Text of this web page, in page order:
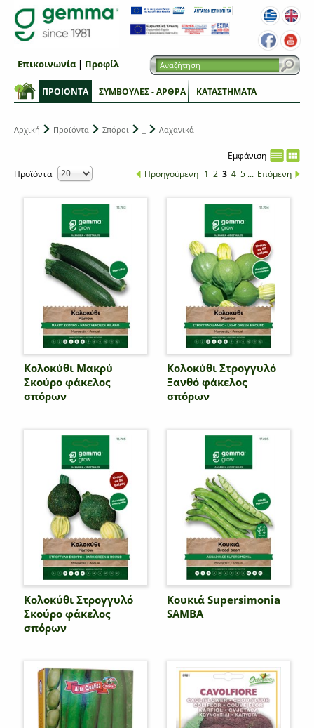
ΠΡΟΙΟΝΤΑ ΣΥΜΒΟΥΛΕΣ - ΑΡΘΡΑ ΚΑΤΑΣΤΗΜΑΤΑ
Επικοινωνία| Προφίλ
Αρχική Προϊόντα Σπόροι Λαχανικά
Εμφάνιση
Προϊόντα
Προηγούμενη 1 2 3 4 5 ... Επόμενη
Κολοκύθι Μακρύ
Σκούρο φάκελος
σπόρων
Κολοκύθι Στρογγυλό
Ξανθό φάκελος
σπόρων
Κολοκύθι Στρογγυλό
Σκούρο φάκελος
σπόρων
Κουκιά Supersimonia
SAMBA